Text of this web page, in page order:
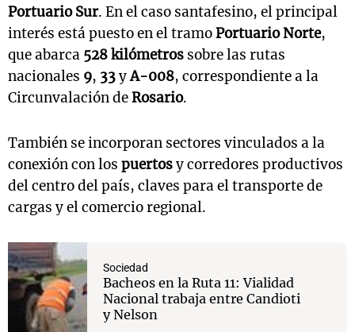
Portuario Sur. En el caso santafesino, el principal
interés está puesto en el tramoPortuario Norte,
que abarca 528 kilómetros sobre las rutas
nacionales 9, 33yA-008, correspondiente a la
Circunvalación deRosario.
También se incorporan sectores vinculados a la
conexión con los puertosy corredores productivos
del centro del país, claves para el transporte de
cargas y el comercio regional.
Sociedad
Bacheos en la Ruta 11: Vialidad
Nacional trabaja entre Candioti
y Nelson